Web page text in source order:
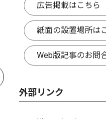
広告掲載はこちら
紙面の設置場所は
Web版記事のお問
外部リンク